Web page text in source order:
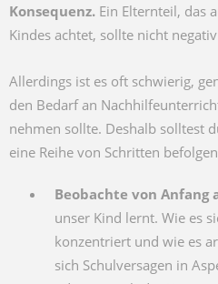
Konsequenz. Ein Elternteil, das
Kindes achtet, sollte nicht
Allerdings ist es oft schwierig,
den Bedarf an
nehmen sollte. Deshalb solltest
eine Reihe von Schritten
Beobachte von Anfang
unser Kind lernt. Wie es
konzentriert und wie es
sich Schulversagen in